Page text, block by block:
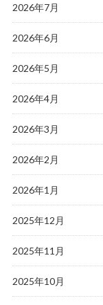
2026年7月
2026年6月
2026年5月
2026年4月
2026年3月
2026年2月
2026年1月
2025年12月
2025年11月
2025年10月